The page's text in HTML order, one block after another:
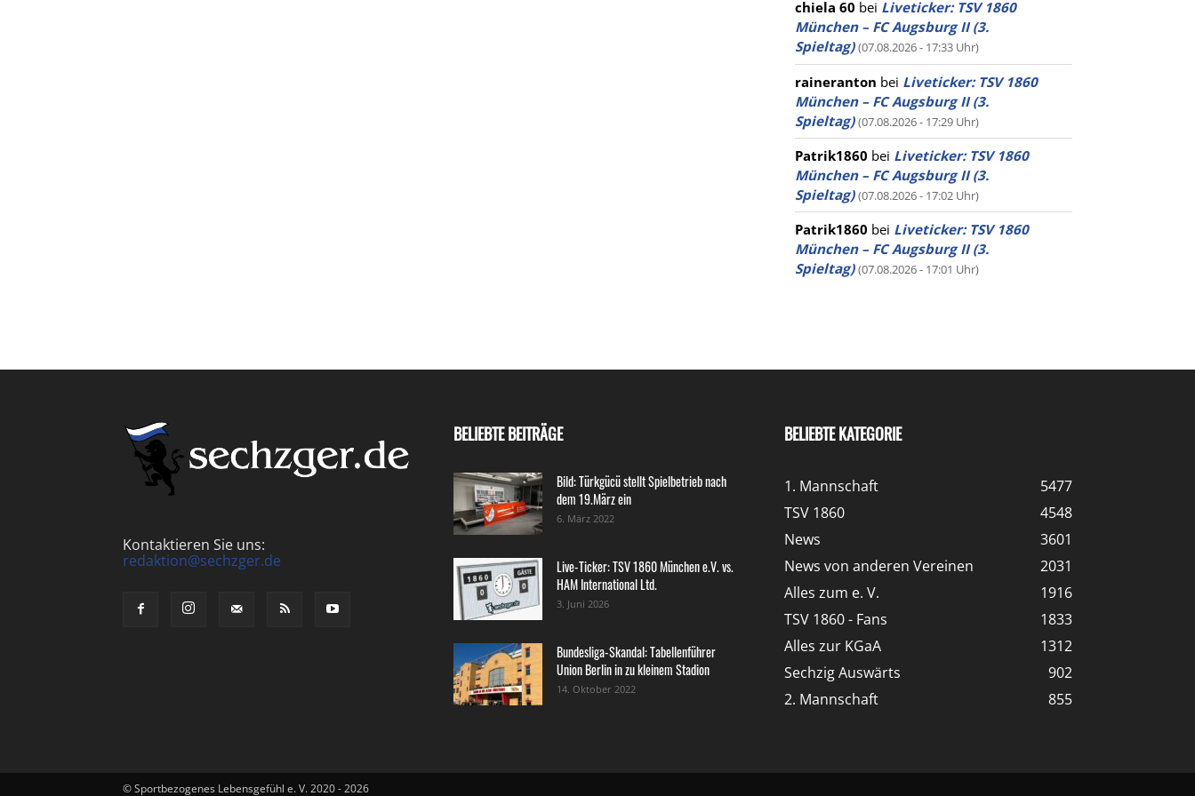
chiela 60 bei Liveticker: TSV 1860
München – FC Augsburg II (3.
Spieltag) (07.08.2026 - 17:33 Uhr)
raineranton bei Liveticker: TSV 1860
München – FC Augsburg II (3.
Spieltag) (07.08.2026 - 17:29 Uhr)
Patrik1860 bei Liveticker: TSV 1860
München – FC Augsburg II (3.
Spieltag) (07.08.2026 - 17:02 Uhr)
Patrik1860 bei Liveticker: TSV 1860
München – FC Augsburg II (3.
Spieltag) (07.08.2026 - 17:01 Uhr)
Kontaktieren Sie uns:
redaktion@sechzger.de
BELIEBTE BEITRÄGE
Bild: Türkgücü stellt Spielbetrieb nach
dem 19.März ein
6. März 2022
Live-Ticker: TSV 1860 München e.V. vs.
HAM International Ltd.
3. Juni 2026
Bundesliga-Skandal: Tabellenführer
Union Berlin in zu kleinem Stadion
14. Oktober 2022
BELIEBTE KATEGORIE
1. Mannschaft
5477
TSV 1860
4548
News
3601
News von anderen Vereinen
2031
Alles zum e. V.
1916
TSV 1860 - Fans
1833
Alles zur KGaA
1312
Sechzig Auswärts
902
2. Mannschaft
855
© Sportbezogenes Lebensgefühl e. V. 2020 - 2026